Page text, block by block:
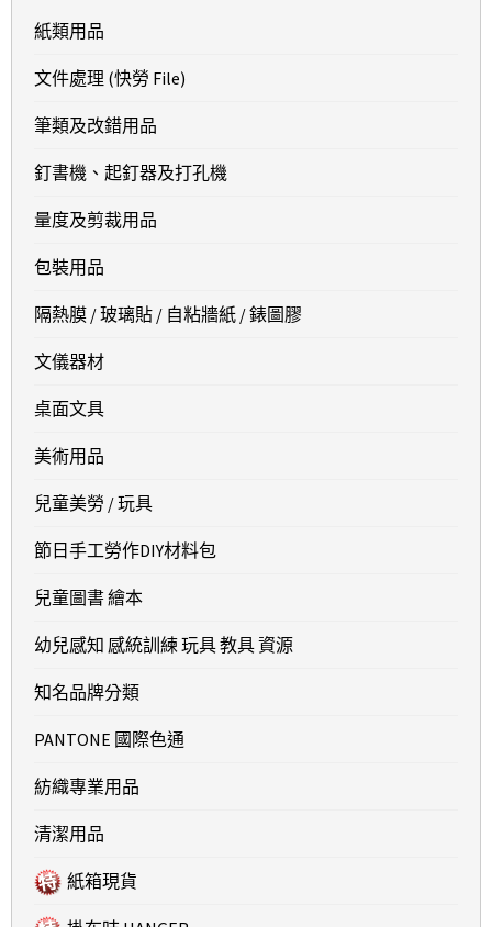
紙類用品
文件處理 (快勞 File)
筆類及改錯用品
釘書機、起釘器及打孔機
量度及剪裁用品
包裝用品
隔熱膜 / 玻璃貼 / 自粘牆紙 / 錶圖膠
文儀器材
桌面文具
美術用品
兒童美勞 / 玩具
節日手工勞作DIY材料包
兒童圖書 繪本
幼兒感知 感統訓練 玩具 教具 資源
知名品牌分類
PANTONE 國際色通
紡織專業用品
清潔用品
紙箱現貨